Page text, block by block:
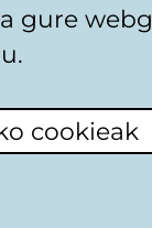
gure
cookieak